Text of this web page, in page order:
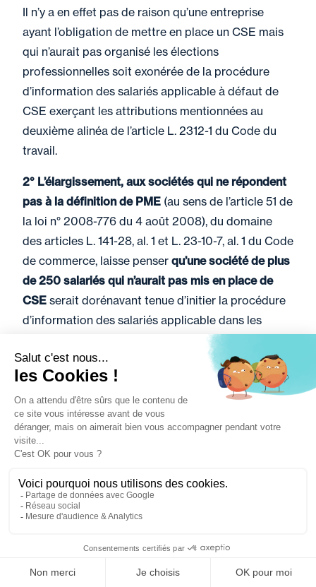
Filtrer
Il n’y a en effet pas de raison qu’une entreprise
ayant l’obligation de mettre en place un CSE mais
qui n’aurait pas organisé les élections
professionnelles soit exonérée de la procédure
d’information des salariés applicable à défaut de
CSE exerçant les attributions mentionnées au
deuxième alinéa de l’article L. 2312-1 du Code du
travail.
2° L’élargissement, aux sociétés qui ne répondent
pas à la définition de PME (au sens de l’article 51 de
la loi n° 2008-776 du 4 août 2008), du domaine
des articles L. 141-28, al. 1 et L. 23-10-7, al. 1 du Code
de commerce, laisse penser qu’une société de plus
de 250 salariés qui n’aurait pas mis en place de
CSE serait dorénavant tenue d’initier la procédure
d’information des salariés applicable dans les
entreprises non soumises à l’obligation de mettre
en place un CSE exerçant les attributions
mentionnées au deuxième alinéa de l’article L.
2312-1 du Code du travail. Auparavant, par
application du texte dans la rédaction antérieure,
cette société se serait trouvée hors champ
d’application de ces dispositions.
Loi n° 2026-403 du 26 mai 2026 de simplification
de la vie économique